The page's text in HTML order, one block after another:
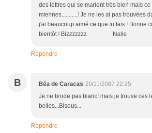
des lettres qui se marient très bien mais ce
miennes...........! Je ne les ai pas trouvées
j'ai beaucoup aimé ce que tu fais ! Bonne
bientôt ! Bizzzzzzz Nalie
Répondre
B Béa de Caracas 20/11/2007 22:25
Je ne brode pas blanc! mais je trouve ces
belles...Bisous...
Répondre